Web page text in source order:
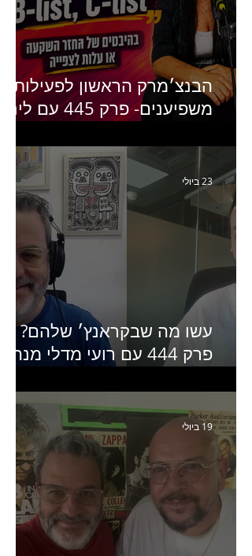
הבנצ׳מרק הראשון לפעילות
משפיענים- פרק 445 עם לינוי
Humanz ישראל
עשו מה שבקראנץ׳ שלהם?
פרק 444 עם רועי מדלי מנהל
האחרון של קראנץ׳
23 ביולי
19 ביולי